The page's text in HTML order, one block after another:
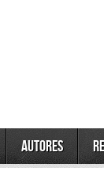
Autores